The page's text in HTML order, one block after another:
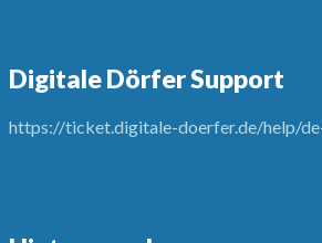
Digitale Dörfer Support
https://ticket.digitale-doerfer.de/help/